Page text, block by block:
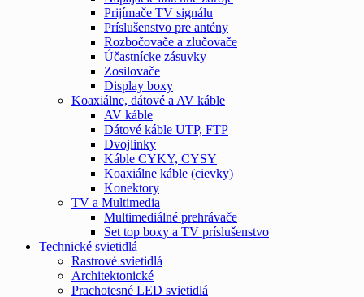
Prijímače TV signálu
Príslušenstvo pre antény
Rozbočovače a zlučovače
Účastnícke zásuvky
Zosilovače
Display boxy
Koaxiálne, dátové a AV káble
AV káble
Dátové káble UTP, FTP
Dvojlinky
Káble CYKY, CYSY
Koaxiálne káble (cievky)
Konektory
TV a Multimedia
Multimediálné prehrávače
Set top boxy a TV príslušenstvo
Technické svietidlá
Rastrové svietidlá
Architektonické
Prachotesné LED svietidlá